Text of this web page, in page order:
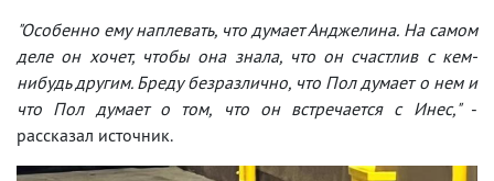
"Особенно ему наплевать, что думает Анджелина. На самом
деле он хочет, чтобы она знала, что он счастлив с кем-
нибудь другим. Бреду безразлично, что Пол думает о нем и
что Пол думает о том, что он встречается с Инес," -
рассказал источник.